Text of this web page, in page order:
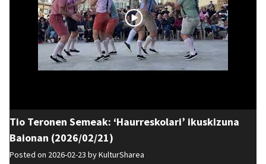
Tio Teronen Semeak: ‘Haurreskolari’ ikuskizuna
Baionan (2026/02/21)
Posted on 2026-02-23 byKulturSharea